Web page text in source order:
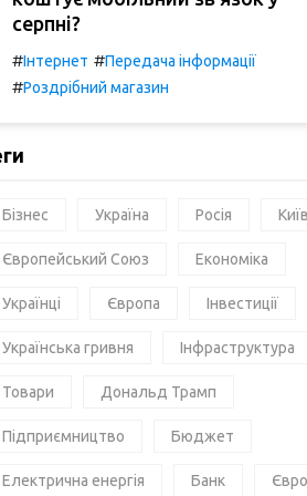
серпні?
#Інтернет #Передача інформації
#Роздрібний магазин
Бізнес Україна Росія Київ
Європейський Союз Економіка
Українці Європа Інвестиції
Українська гривня Інфраструктура
Товари Дональд Трамп
Підприємництво Бюджет
Електрична енергія Банк Євро